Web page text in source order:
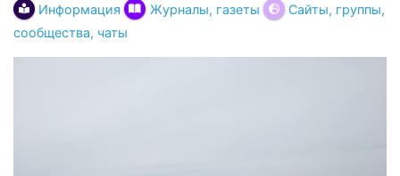
Информация
Журналы, газеты
Сайты, группы,
сообщества, чаты